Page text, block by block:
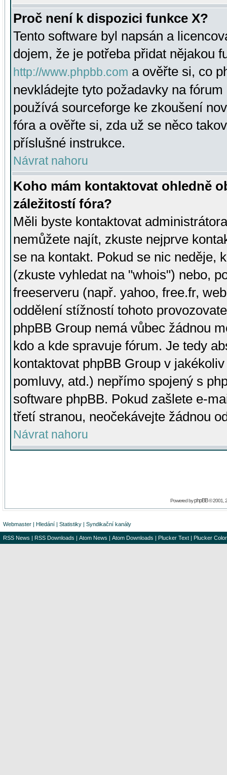
Proč není k dispozici funkce X?
Tento software byl napsán a
dojem, že je potřeba přidat nějakou
http://www.phpbb.com a ověřte si, co
nevkládejte tyto požadavky na
používá sourceforge ke zkoušení
fóra a ověřte si, zda už se něco
příslušné instrukce.
Návrat nahoru
Koho mám kontaktovat ohledně
záležitostí fóra?
Měli byste kontaktovat
nemůžete najít, zkuste nejprve
se na kontakt. Pokud se nic neděje,
(zkuste vyhledat na "whois") nebo,
freeserveru (např. yahoo, free.fr,
oddělení stížností tohoto
phpBB Group nemá vůbec žádnou
kdo a kde spravuje fórum. Je tedy
kontaktovat phpBB Group v
pomluvy, atd.) nepřímo spojený s
software phpBB. Pokud zašlete e-
třetí stranou, neočekávejte žádnou
Návrat nahoru
Powered byphpBB© 2001,
Webmaster | Hledání | Statistiky | Syndikační kanály
RSS News | RSS Downloads | Atom News | Atom Downloads | Plucker Text | Plucker Color